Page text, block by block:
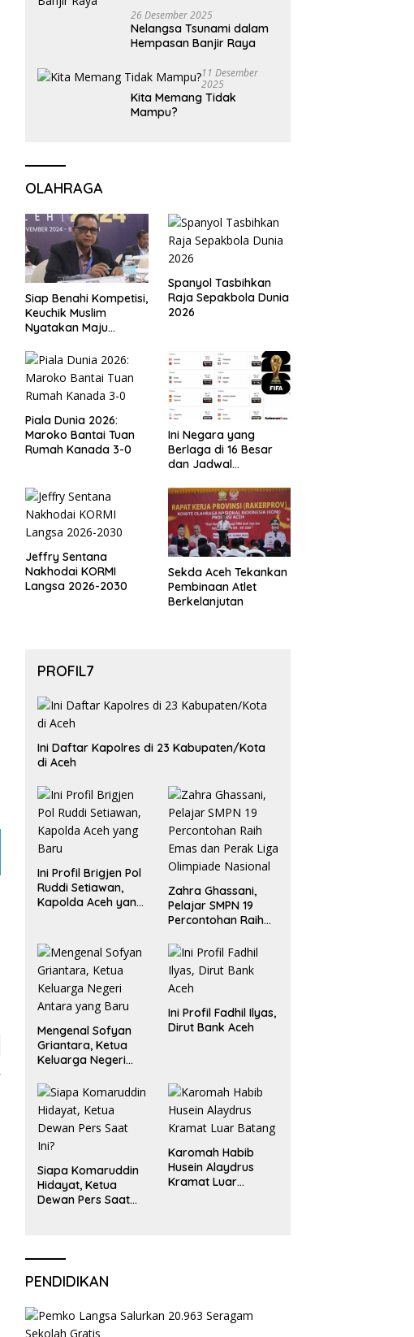
26 Desember 2025
Nelangsa Tsunami dalam
Hempasan Banjir Raya
11 Desember
2025
Kita Memang Tidak
Mampu?
OLAHRAGA
Siap Benahi Kompetisi,
Keuchik Muslim
Nyatakan Maju
Asprov PSSI Aceh
Spanyol Tasbihkan
Raja Sepakbola Dunia
2026
Piala Dunia 2026:
Maroko Bantai Tuan
Rumah Kanada 3-0
Ini Negara yang
Berlaga di 16 Besar
dan Jadwal
Perdelapan final Piala
Dunia 2026
Jeffry Sentana
Nakhodai KORMI
Langsa 2026-2030
Sekda Aceh Tekankan
Pembinaan Atlet
Berkelanjutan
PROFIL7
Ini Daftar Kapolres di 23 Kabupaten/Kota
di Aceh
Ini Profil Brigjen Pol
Ruddi Setiawan,
Kapolda Aceh yang
Zahra Ghassani,
Pelajar SMPN 19
Percontohan Raih
Liga Olimpiade
Nasional
Mengenal Sofyan
Griantara, Ketua
Keluarga Negeri
Ini Profil Fadhil Ilyas,
Dirut Bank Aceh
Siapa Komaruddin
Hidayat, Ketua
Dewan Pers Saat
Karomah Habib
Husein Alaydrus
Kramat Luar
PENDIDIKAN